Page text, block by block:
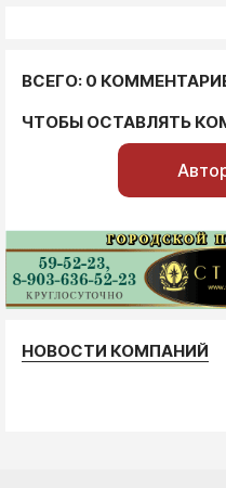
ВСЕГО: 0
ЧТОБЫ ОСТАВЛЯТЬ
НОВОСТИ КОМПАНИЙ